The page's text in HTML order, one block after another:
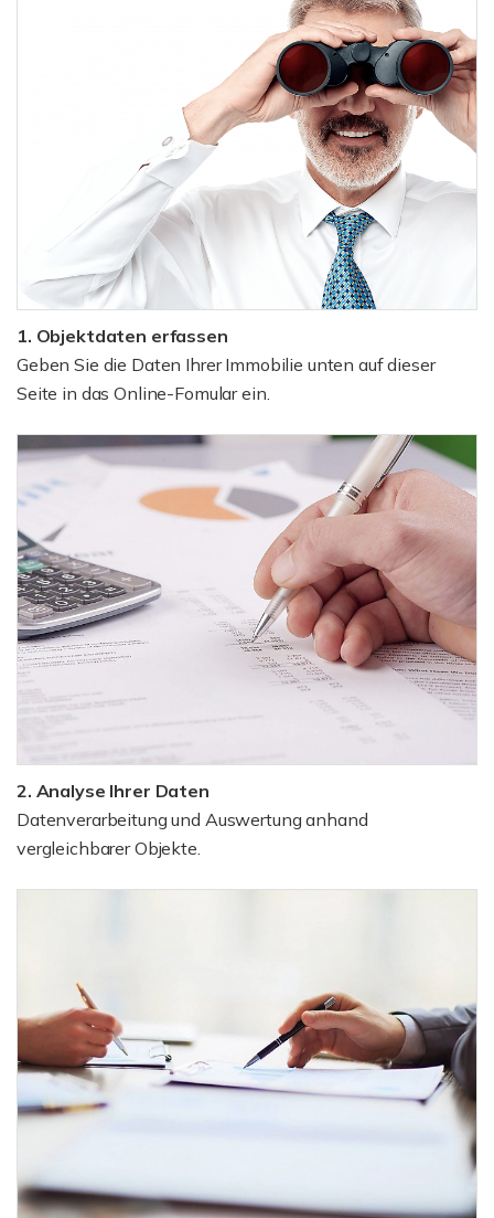
1. Objektdaten erfassen
Geben Sie die Daten Ihrer Immobilie unten auf dieser
Seite in das Online-Fomular ein.
2. Analyse Ihrer Daten
Datenverarbeitung und Auswertung anhand
vergleichbarer Objekte.